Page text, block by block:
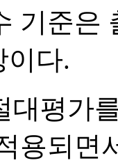
기준은
이다.
대평가
용되면